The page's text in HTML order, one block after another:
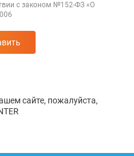
с законом №152-ФЗ «О
сайте, пожалуйста,